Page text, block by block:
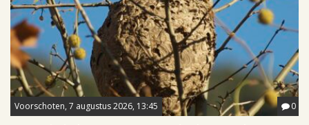
Voorschoten, 7 augustus 2026, 13:45 0